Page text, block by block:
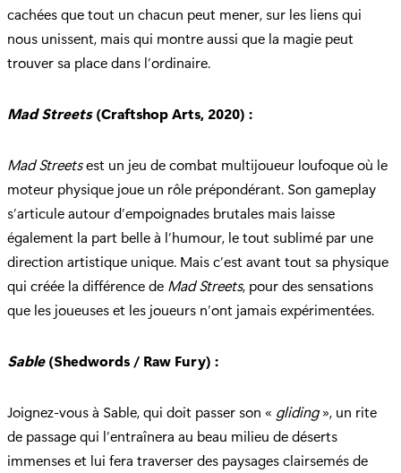
cachées que tout un chacun peut mener, sur les liens qui
nous unissent, mais qui montre aussi que la magie peut
trouver sa place dans l’ordinaire.
Mad Streets(Craftshop Arts, 2020) :
Mad Streetsest un jeu de combat multijoueur loufoque où le
moteur physique joue un rôle prépondérant. Son gameplay
s’articule autour d’empoignades brutales mais laisse
également la part belle à l’humour, le tout sublimé par une
direction artistique unique. Mais c’est avant tout sa physique
qui créée la différence de Mad Streets, pour des sensations
que les joueuses et les joueurs n’ont jamais expérimentées.
Sable(Shedwords / Raw Fury) :
Joignez-vous à Sable, qui doit passer son « gliding», un rite
de passage qui l’entraînera au beau milieu de déserts
immenses et lui fera traverser des paysages clairsemés de